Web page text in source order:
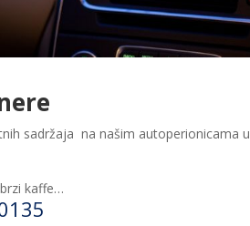
sadržaja na našim autoperionicama u
kaffe…